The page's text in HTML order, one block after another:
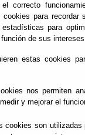
correcto
cookies para
para
de sus
estas cookies
nos permiten
y mejorar el
cookies son utilizadas
del SAT